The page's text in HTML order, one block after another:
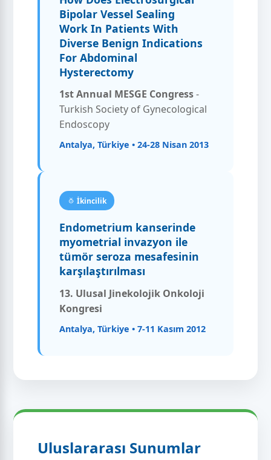
Bipolar Vessel Sealing
Work In Patients With
Diverse Benign Indications
For Abdominal
Hysterectomy
1st Annual MESGE Congress-
Turkish Society of Gynecological
Endoscopy
Antalya, Türkiye • 24-28 Nisan 2013
İkincilik
Endometrium kanserinde
myometrial invazyon ile
tümör seroza mesafesinin
karşılaştırılması
13. Ulusal Jinekolojik Onkoloji
Kongresi
Antalya, Türkiye • 7-11 Kasım 2012
Uluslararası Sunumlar